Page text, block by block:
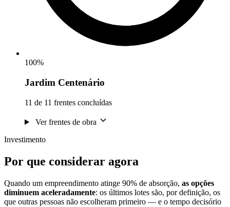
100%
Jardim Centenário
11 de 11 frentes concluídas
Ver frentes de obra
Investimento
Por que considerar agora
Quando um empreendimento atinge 90% de absorção, as opções
diminuem aceleradamente: os últimos lotes são, por definição, os
que outras pessoas não escolheram primeiro — e o tempo decisório